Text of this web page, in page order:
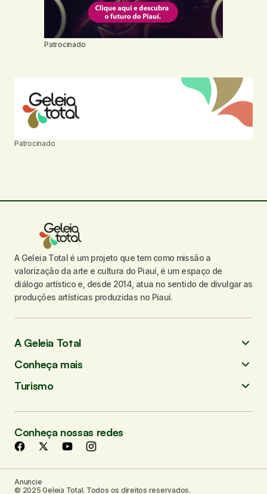
Patrocinado
Patrocinado
A Geleia Total é um projeto que tem como missão a
valorização da arte e cultura do Piauí, é um espaço de
diálogo artístico e, desde 2014, atua no sentido de divulgar as
produções artísticas produzidas no Piauí.
A Geleia Total
Conheça mais
Turismo
Conheça nossas redes
Anuncie
© 2025 Geleia Total. Todos os direitos reservados.